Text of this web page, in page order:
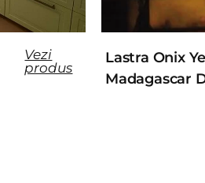
Vezi
produs
Lastra Onix
Madagascar